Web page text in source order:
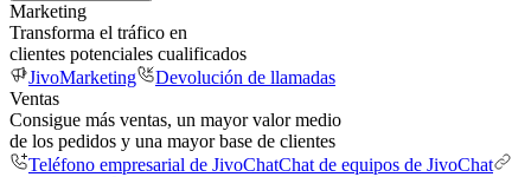
Marketing
Transforma el tráfico en
clientes potenciales cualificados
JivoMarketing
Devolución de llamadas
Ventas
Consigue más ventas, un mayor valor medio
de los pedidos y una mayor base de clientes
Teléfono empresarial de JivoChatChat de equipos de JivoChat